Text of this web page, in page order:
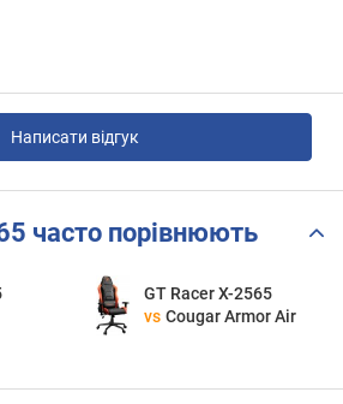
Написати відгук
часто порівнюють
GT Racer X-2565
vs Cougar Armor Air